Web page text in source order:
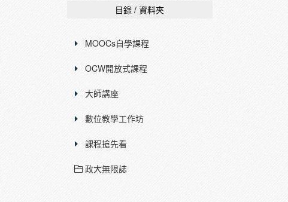
目錄 / 資料夾
MOOCs自學課程
OCW開放式課程
大師講座
數位教學工作坊
課程搶先看
政大無限誌